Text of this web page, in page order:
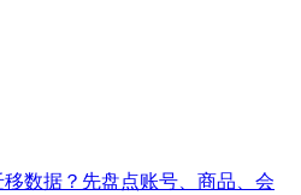
数据？先盘点账号、商品、会